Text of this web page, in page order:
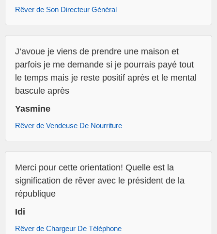
Rêver de Son Directeur Général
J’avoue je viens de prendre une maison et
parfois je me demande si je pourrais payé tout
le temps mais je reste positif après et le mental
bascule après
Yasmine
Rêver de Vendeuse De Nourriture
Merci pour cette orientation! Quelle est la
signification de rêver avec le président de la
république
Idi
Rêver de Chargeur De Téléphone